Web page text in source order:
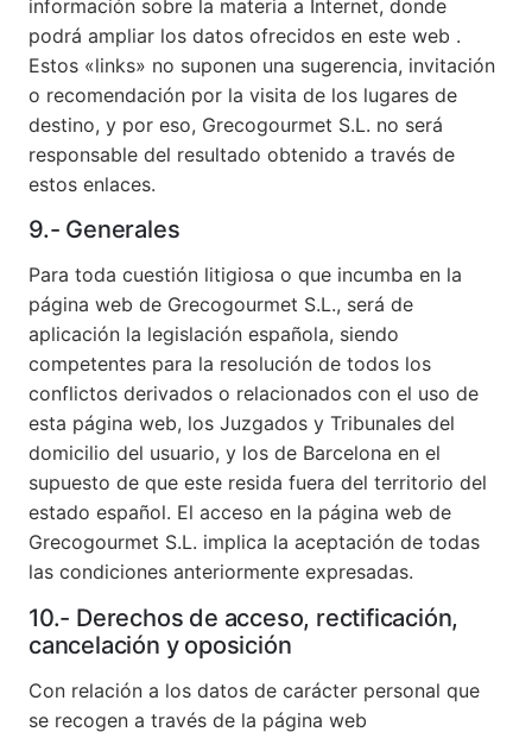
información sobre la materia a Internet, donde
podrá ampliar los datos ofrecidos en este web .
Estos «links» no suponen una sugerencia, invitación
o recomendación por la visita de los lugares de
destino, y por eso, Grecogourmet S.L. no será
responsable del resultado obtenido a través de
estos enlaces.
9.- Generales
Para toda cuestión litigiosa o que incumba en la
página web de Grecogourmet S.L., será de
aplicación la legislación española, siendo
competentes para la resolución de todos los
conflictos derivados o relacionados con el uso de
esta página web, los Juzgados y Tribunales del
domicilio del usuario, y los de Barcelona en el
supuesto de que este resida fuera del territorio del
estado español. El acceso en la página web de
Grecogourmet S.L. implica la aceptación de todas
las condiciones anteriormente expresadas.
10.- Derechos de acceso, rectificación,
cancelación y oposición
Con relación a los datos de carácter personal que
se recogen a través de la página web